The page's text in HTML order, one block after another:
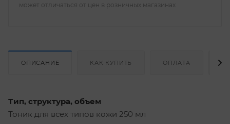
может отличаться от цен в розничных магазинах
ОПИСАНИЕ КАК КУПИТЬ ОПЛАТА
Тип, структура, объем
Тоник для всех типов кожи 250 мл